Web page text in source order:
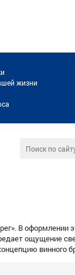
жизни
В оформлении
ощущение
винного